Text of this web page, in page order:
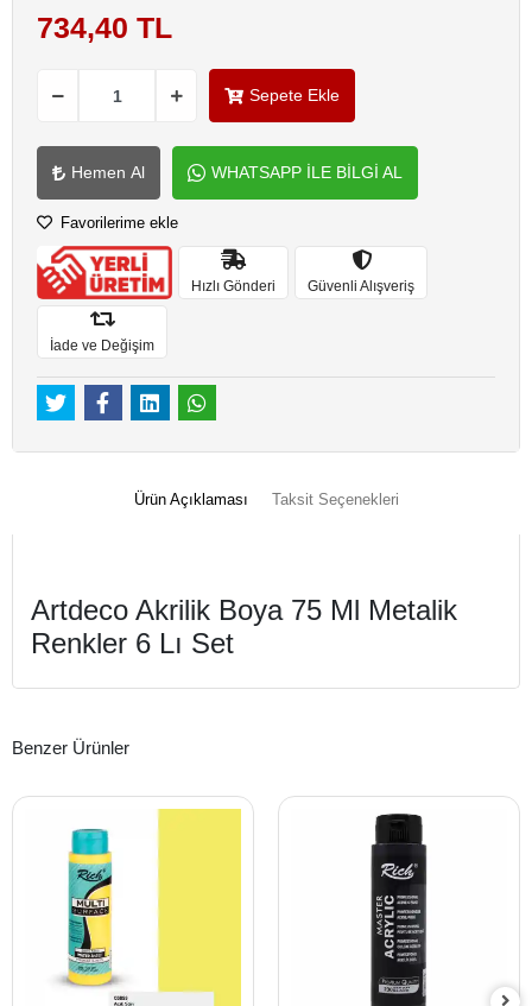
734,40 TL
Sepete Ekle
Hemen Al WHATSAPP İLE BİLGİ AL
Favorilerime ekle
Hızlı Gönderi Güvenli Alışveriş
İade ve Değişim
Ürün Açıklaması Taksit Seçenekleri
Artdeco Akrilik Boya 75 Ml Metalik
Renkler 6 Lı Set
Benzer Ürünler